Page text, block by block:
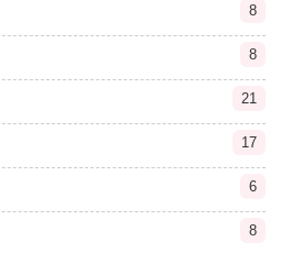
8
8
21
17
6
8